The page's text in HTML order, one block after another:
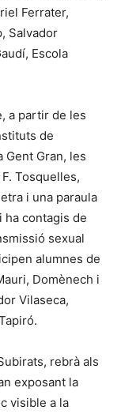
Ferrater,
Salvador
Escola
a partir de les
de
Gent Gran, les
Tosquelles,
i una paraula
ha contagis de
sexual
alumnes de
Domènech i
Vilaseca,
rebrà als
exposant la
visible a la